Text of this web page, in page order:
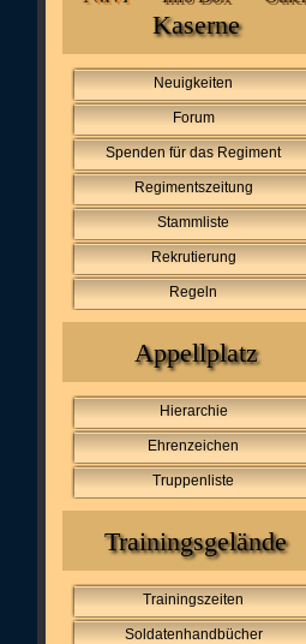
Kaserne
Neuigkeiten
Forum
Spenden für das Regiment
Regimentszeitung
Stammliste
Rekrutierung
Regeln
Appellplatz
Hierarchie
Ehrenzeichen
Truppenliste
Trainingsgelände
Trainingszeiten
Soldatenhandbücher